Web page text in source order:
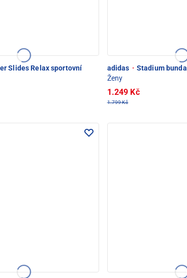
Slides Relax sportovní adidas · Stadium bunda
Ženy
1.249 Kč
1.799 Kč